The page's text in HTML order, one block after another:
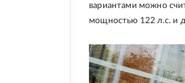
вариантами можно
мощностью 122 л.с. и